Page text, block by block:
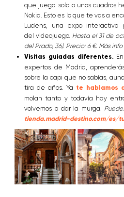
que juega sola o unos cuadros
Nokia. Esto es lo que te vas a
Ludens, una expo interactiva
del videojuego. Hasta el 31 de
del Prado, 36). Precio: 6 €. Más
Visitas guiadas diferentes.
expertos de Madrid,
sobre la capi que no sabías,
tira de años. Ya te hablamos
molan tanto y todavía hay
volvemos a dar la murga.
tienda.madrid-destino.com/es/